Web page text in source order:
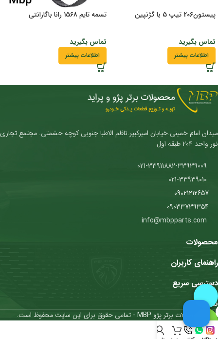
پیستون206 تیپ 5 با گژنپین
تماس بگیرید
اطلاعات بیشتر
تسمه تایم 1568 رانا باگارانتی
تماس بگیرید
اطلاعات بیشتر
میدان امام خمینی.خیابان امیرکبیر.ناظم الاطبا جنوبی کوچه حشمتی. مجتمع تجاری
نور واحد ۲۰۴ طبقه اول
09021212657
09033739354
محصولات
راهنمای کاربران
دسترسی سریع
نمادها
محصولات برتر پژو MBP - تمامی حقوق برای این سایت محفوظ است.